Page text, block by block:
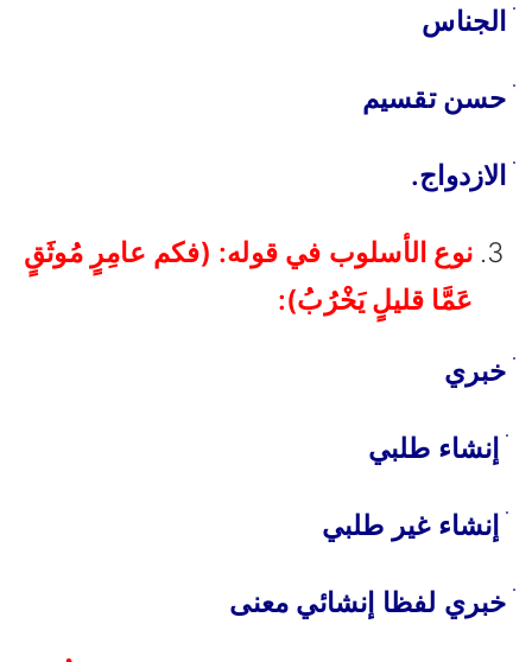
الجناس
حسن تقسيم
الازدواج.
نوع الأسلوب في قوله: (فكم عامِرٍ مُوثَقٍ
عَمَّا قليلٍ يَخْرُبُ):
خبري
إنشاء طلبي
إنشاء غير طلبي
خبري لفظا إنشائي معنى